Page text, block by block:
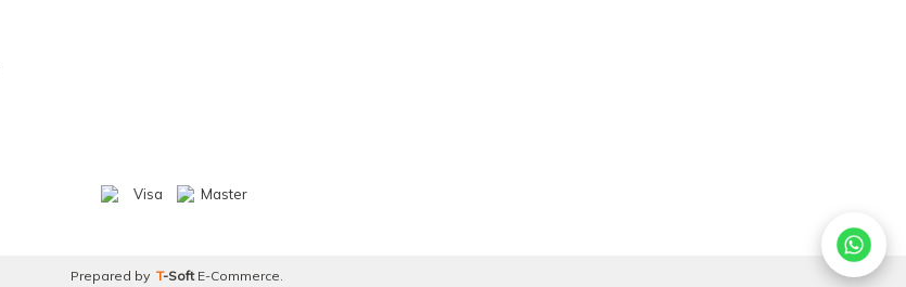
Prepared by T-Soft E-Commerce